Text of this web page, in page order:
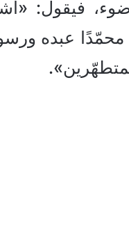
فيقول:
عبده